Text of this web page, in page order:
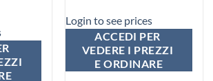
Login to see prices
ACCEDI PER
VEDERE I PREZZI
E ORDINARE